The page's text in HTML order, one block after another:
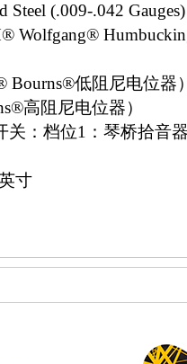
Steel (.009-.042 Gauges)
Wolfgang®
Bourns®低阻尼电位器
高阻尼电位器）
关：档位1 ：琴桥拾音
寸